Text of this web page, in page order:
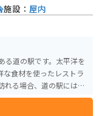
る道の駅です。太平洋を
食材を使ったレストラ
には海岸線沿いを走る
適な場所です。 特産
施設： 屋内